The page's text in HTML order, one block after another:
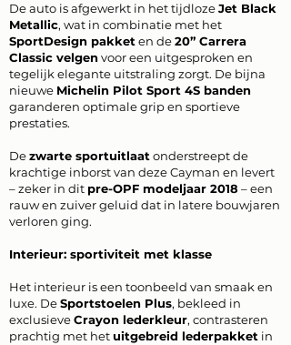
De auto is afgewerkt in het tijdlozeJet Black
Metallic, wat in combinatie met het
SportDesign pakket en de20” Carrera
Classic velgenvoor een uitgesproken en
tegelijk elegante uitstraling zorgt. De bijna
nieuwe Michelin Pilot Sport 4S banden
garanderen optimale grip en sportieve
prestaties.
Dezwarte sportuitlaat onderstreept de
krachtige inborst van deze Cayman en levert
– zeker in dit pre-OPF modeljaar 2018 – een
rauw en zuiver geluid dat in latere bouwjaren
verloren ging.
Interieur: sportiviteit met klasse
Het interieur is een toonbeeld van smaak en
luxe. DeSportstoelen Plus, bekleed in
exclusieveCrayon lederkleur, contrasteren
prachtig met hetuitgebreid lederpakket in